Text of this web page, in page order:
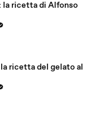
la ricetta di Alfonso
ricetta del gelato al